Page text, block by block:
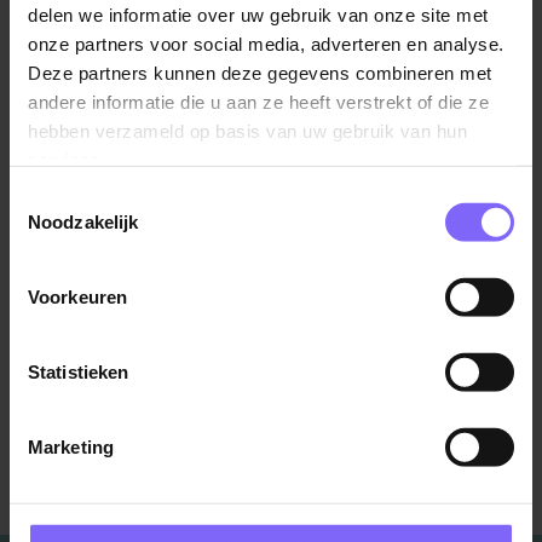
delen we informatie over uw gebruik van onze site met
onze partners voor social media, adverteren en analyse.
Deze partners kunnen deze gegevens combineren met
andere informatie die u aan ze heeft verstrekt of die ze
hebben verzameld op basis van uw gebruik van hun
Noodzakelijk
Voorkeuren
Statistieken
Marketing
en wij verwachten dat het een blijvertje is. Steeds
meer werkzoekenden verwachten dat werkgevers
hen deze flexibiliteit bieden. Een goed thuiswerkbeleid
helpt organisaties bij de zoektocht naar nieuw
een andere functie krijgt. Het wordt steeds meer
gezien als een ontmoetingsplek waar je met elkaar
samenwerkt en brainstormt over nieuwe projecten.